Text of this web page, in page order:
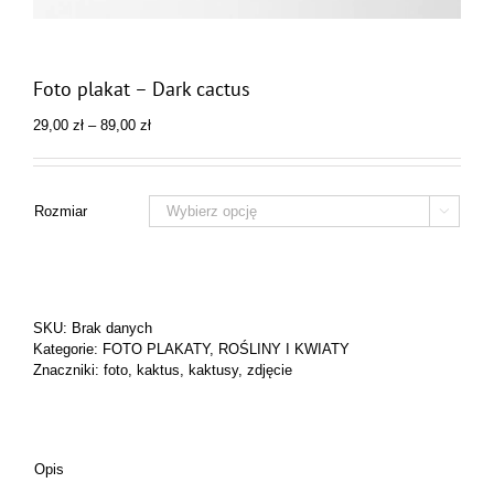
Foto plakat – Dark cactus
29,00 zł – 89,00 złZakres
od
89,00 zł
Rozmiar 
SKU: Brak danych
Kategorie: FOTO PLAKATY, ROŚLINY I KWIATY
Znaczniki: foto, kaktus, kaktusy, zdjęcie
Opis